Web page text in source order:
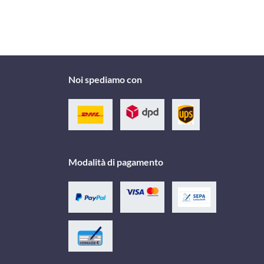
Noi spediamo con
Modalità di pagamento